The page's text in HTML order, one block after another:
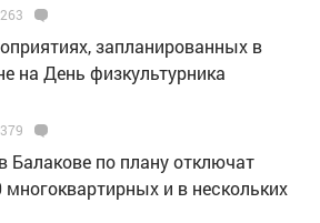
запланированных в
на День физкультурника
Балакове по плану отключат
многоквартирных и в нескольких